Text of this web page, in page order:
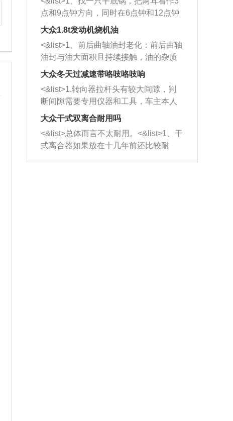
施。 <&list>2、直接利用木棍将所有的
杂物推到排气管里面的位置处，然后将
三元催化器拆解开，就可以将堵塞的东
西取出来。但如果是因为积碳过多引起
的堵塞，就需要将三元催化器泡在草酸
洗剂对堵塞的情况得到解决，将清洗剂
放在燃油箱中，与燃油混合后，车辆启
动时，就可以和汽油一起进入到燃烧
室，最后形成废气排出，就可以让三元
催化器得到清洗，排气管堵塞的情况就
能够得到解决。
点和9点钟方向，同时在6点钟和12点钟
方向做一个标记。 <&list>2、双手握住
一圈半的练习，往右同样也要打相同的
圈数。 <&list>3、最后强调要反复练
习，这样就可以形成肌肉记忆，在真实
驾驶车辆时，不需要记忆也能打好方
向。
大众1.8t发动机烧机油
<&list>1、前后曲轴油封老化：前后曲轴
油封与油大面积且持续接触，油的杂质
和发动机内持续温度变化使其密封效果
逐渐减弱，导致渗油或漏油。<&list>2、
活塞间隙过大：积碳会使活塞环与缸体
的间隙扩大，导致机油流入燃烧室中，
造成烧机油。<&list>3、机油粘度。使用
机油粘度过小的话，同样会有烧机油现
象，机油粘度过小具有很好的流动性，
大众冬天过减速带咯吱咯吱响
<&list>1.转向器拉杆头有较大间隙，判
断间隙需要专用仪器和工具，车主本人
无法制作，需要将车辆送到修理厂或4s
店；<&list>2.车辆半轴套管防尘罩破
裂，破裂后会出现漏油现象，使半轴磨
损严重，磨损的半轴容易损坏，产生异
响；<&list>3.稳定器的转向胶套和球头
大众干式双离合耐用吗
<&list>总体而言不太耐用。<&list>1、干
式离合器如果放在十几年前还比较耐